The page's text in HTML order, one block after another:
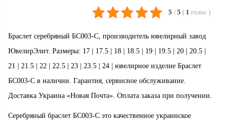
5 / 5 ( 1 голос )
Браслет серебряный БС003-С, производитель ювелирный завод
ЮвелирЭлит. Размеры: 17 | 17.5 | 18 | 18.5 | 19 | 19.5 | 20 | 20.5 |
21 | 21.5 | 22 | 22.5 | 23 | 23.5 | 24 | ювелирное изделие Браслет
БС003-С в наличии. Гарантия, сервисное обслуживание.
Доставка Украина «Новая Почта». Оплата заказа при получении.
Серебряный браслет БС003-С это качественное украинское